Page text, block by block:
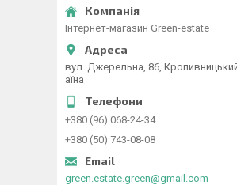
Інтернет-магазин Green-estate
вул. Джерельна, 86,
аїна
+380 (96) 068-24-34
+380 (50) 743-08-08
green.estate.green@gmail.com